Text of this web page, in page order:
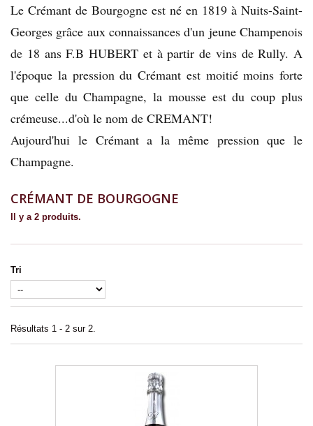
Le Crémant de Bourgogne est né en 1819 à Nuits-Saint-
Georges grâce aux connaissances d'un jeune Champenois
de 18 ans F.B HUBERT et à partir de vins de Rully. A
l'époque la pression du Crémant est moitié moins forte
que celle du Champagne, la mousse est du coup plus
crémeuse...d'où le nom de CREMANT!
Aujourd'hui le Crémant a la même pression que le
Champagne.
CRÉMANT DE BOURGOGNE
Il y a 2 produits.
Tri
Résultats 1 - 2 sur 2.